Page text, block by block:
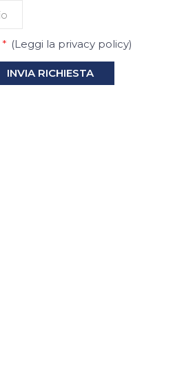
* (Leggi la privacy policy)
INVIA RICHIESTA